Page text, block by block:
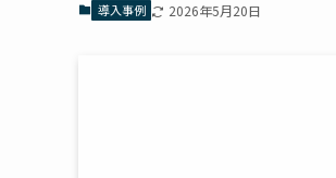
導入事例 2026年5月20日